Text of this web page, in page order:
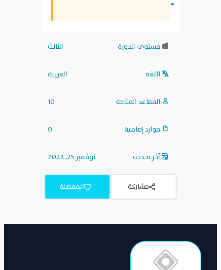
مستوى الدورة الثالث
اللغة العربية
المقاعد المتاحة 10
موارد إضافية 0
آخر تحديث نوفمبر 25, 2024
مشاركة المفضلة